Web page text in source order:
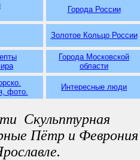
Города России
Золотое Кольцо России
Города Московской
области
фото.
Интересные люди
Скульптурная
Пётр и Феврония